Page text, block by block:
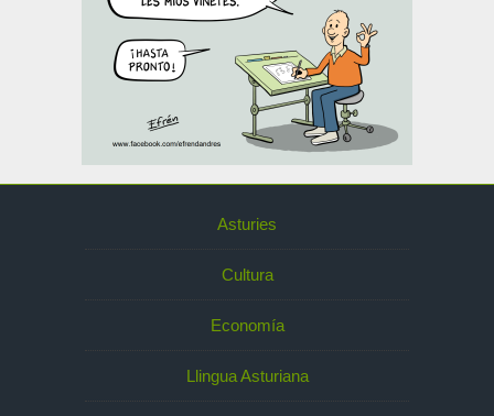
Asturies
Cultura
Economía
Llingua Asturiana